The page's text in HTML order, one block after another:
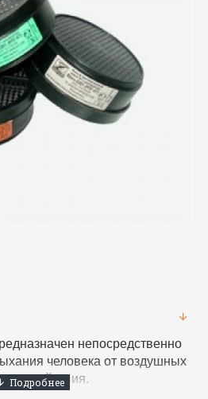
непосредственно
человека от воздушных
воздействия.